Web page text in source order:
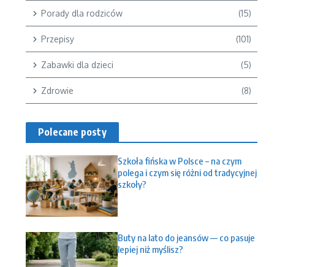
Porady dla rodziców (15)
Przepisy (101)
Zabawki dla dzieci (5)
Zdrowie (8)
Polecane posty
Szkoła fińska w Polsce – na czym
polega i czym się różni od tradycyjnej
szkoły?
Buty na lato do jeansów — co pasuje
lepiej niż myślisz?